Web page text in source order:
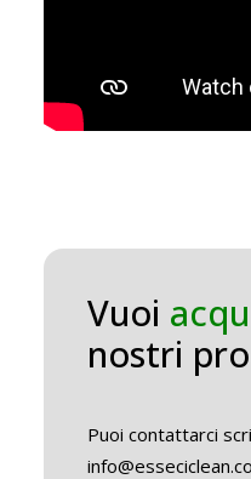
Vuoi
nostri
Puoi contattarci